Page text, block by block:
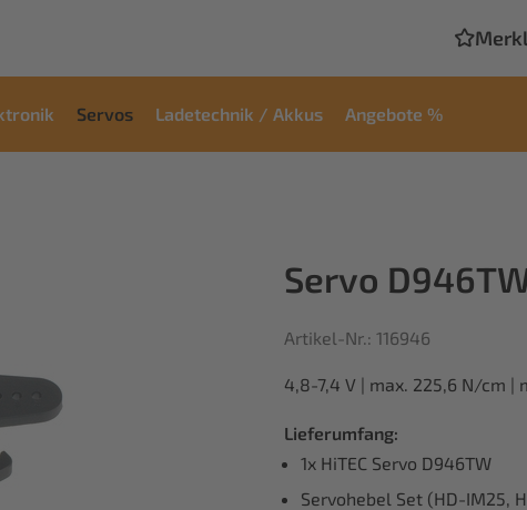
Servos Ladetechnik / Akkus Angebote %
Servo
Artikel-Nr.: 116946
4,8-7,4 V | max. 225,6 N/cm |
Lieferumfang:
1x HiTEC Servo D946TW
Servohebel Set (HD-IM25,